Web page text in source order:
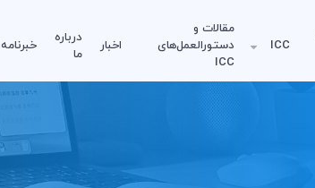
ICC
مقالات و
دستورالعمل‌های
ICC
اخبار
درباره
ما
خبرنامه